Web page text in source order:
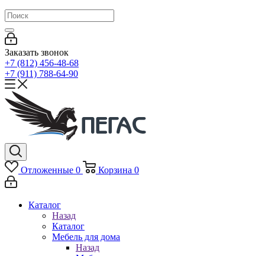
Заказать звонок
+7 (812) 456-48-68
+7 (911) 788-64-90
Отложенные 0 Корзина 0
Каталог
Назад
Каталог
Мебель для дома
Назад